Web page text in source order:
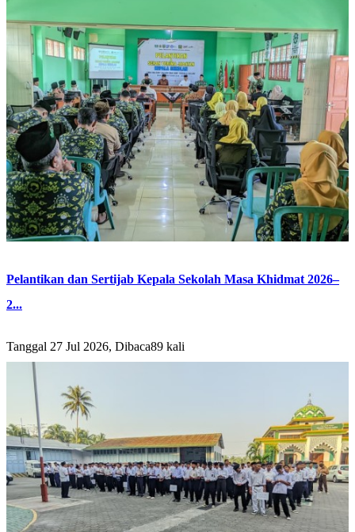
Pelantikan dan Sertijab Kepala Sekolah Masa Khidmat 2026–
2...
Tanggal 27 Jul 2026, Dibaca89 kali